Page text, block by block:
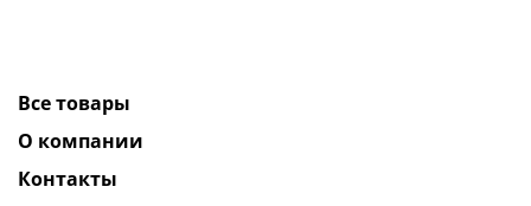
Все товары
О компании
Контакты